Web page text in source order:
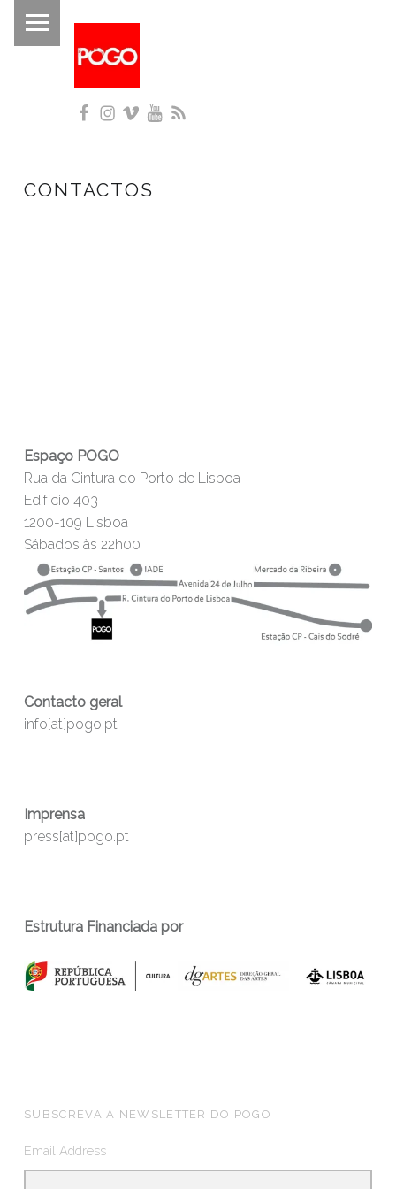
P
G
O
Facebook
Instagram
Vimeo
CONTACTOS
Espaço POGO
Rua da Cintura do Porto de Lisboa
Edifício 403
1200-109 Lisboa
Sábados às 22h00
Contacto geral
info[at]pogo.pt
Imprensa
press[at]pogo.pt
Estrutura Financiada por
FOOTER SIDEBAR
SUBSCREVA A NEWSLETTER DO POGO
Email Address